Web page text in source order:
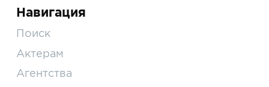
Навигация
Поиск
Актерам
Агентства